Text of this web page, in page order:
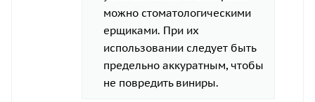
можно стоматологическими
ерщиками. При их
использовании следует быть
предельно аккуратным, чтобы
не повредить виниры.